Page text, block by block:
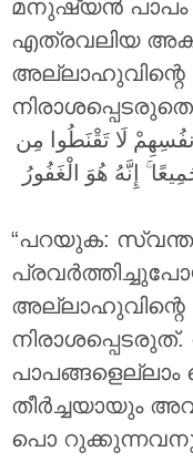
മനുഷ്യൻ പാപം
എത്രവലിയ
لَا تَقْنَطُوا مِن
ۚ إِنَّهُ هُوَ الْغَفُورُ
“പറയുക:
അല്ലാഹുവിന്റെ
തീർച്ചയായും
പൊ